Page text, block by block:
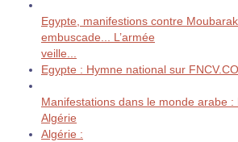
Egypte, manifestions contre
embuscade... L’armée
veille...
Egypte : Hymne national sur
Manifestations dans le monde arabe :
Algérie
Algérie :